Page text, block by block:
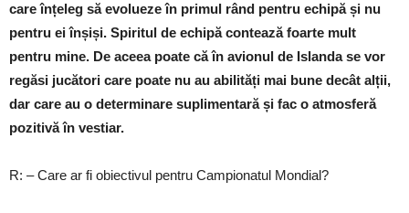
care înțeleg să evolueze în primul rând pentru echipă și nu
pentru ei înșiși. Spiritul de echipă contează foarte mult
pentru mine. De aceea poate că în avionul de Islanda se vor
regăsi jucători care poate nu au abilități mai bune decât alții,
dar care au o determinare suplimentară și fac o atmosferă
pozitivă în vestiar.
R: – Care ar fi obiectivul pentru Campionatul Mondial?